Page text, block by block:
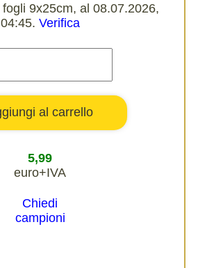
fogli 9x25cm, al 08.07.2026,
04:45. Verifica
5,99
euro+IVA
Chiedi
campioni